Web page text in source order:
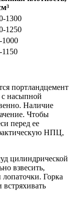
³
1300
1250
1000
1150
портландцемент
насыпной
Наличие
Чтобы
перед ее
НПЦ,
цилиндрической
взвесить,
Горка